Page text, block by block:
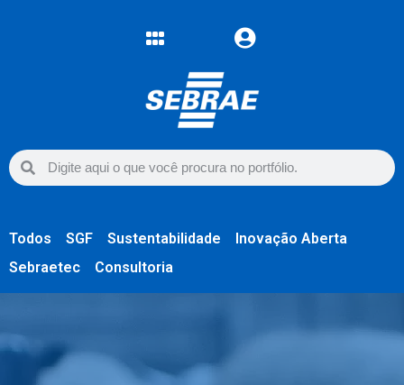
Todos SGF Sustentabilidade
Inovação Aberta
Sebraetec
Consultoria